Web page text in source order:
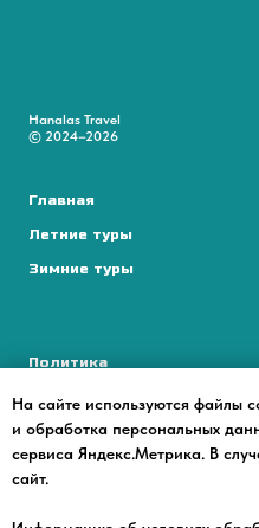
На сайте используются файлы
и обработка персональных
сервиса Яндекс.Метрика. В
сайт.
Hanalas Travel
© 2024–2026
Главная
Летние туры
Зимние туры
Политика
Поддержка сайта:
Edward Daniloff